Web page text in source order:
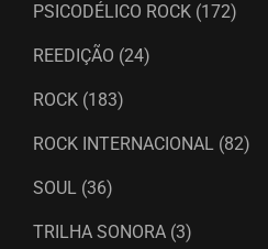
PSICODÉLICO ROCK (172)
REEDIÇÃO (24)
ROCK (183)
ROCK INTERNACIONAL (82)
SOUL (36)
TRILHA SONORA (3)